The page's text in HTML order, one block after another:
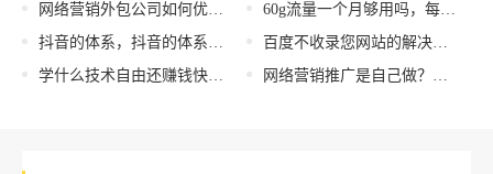
网络营销外包公司如何优化公众号？公众号的排名规则有哪些？
抖音的体系，抖音的体系结构风格？
学什么技术自由还赚钱快（学什么技术自由还赚钱呢）
60g流量一个月够用吗，每月60g流量是否够用？
百度不收录您网站的解决办法
网络营销推广是自己做？还是外包给营销推广公司好呢？